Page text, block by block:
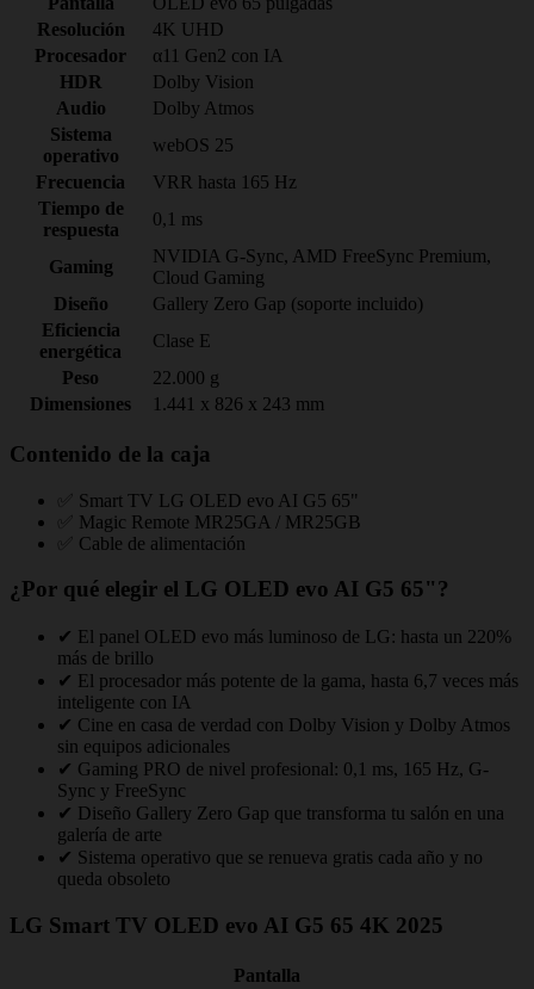
Resolución
4K UHD
Procesador
α11 Gen2 con IA
HDR
Dolby Vision
Audio
Dolby Atmos
Sistema
operativo
webOS 25
Frecuencia
VRR hasta 165 Hz
Tiempo de
respuesta
0,1 ms
Gaming
NVIDIA G-Sync, AMD FreeSync Premium,
Cloud Gaming
Diseño
Gallery Zero Gap (soporte incluido)
Eficiencia
energética
Clase E
Peso
22.000 g
Dimensiones
1.441 x 826 x 243 mm
Contenido de la caja
✅ Smart TV LG OLED evo AI G5 65"
✅ Magic Remote MR25GA / MR25GB
✅ Cable de alimentación
¿Por qué elegir el LG OLED evo AI G5 65"?
✔ El panel OLED evo más luminoso de LG: hasta un 220%
más de brillo
✔ El procesador más potente de la gama, hasta 6,7 veces más
inteligente con IA
✔ Cine en casa de verdad con Dolby Vision y Dolby Atmos
sin equipos adicionales
✔ Gaming PRO de nivel profesional: 0,1 ms, 165 Hz, G-
Sync y FreeSync
✔ Diseño Gallery Zero Gap que transforma tu salón en una
galería de arte
✔ Sistema operativo que se renueva gratis cada año y no
queda obsoleto
LG Smart TV OLED evo AI G5 65 4K 2025
Pantalla